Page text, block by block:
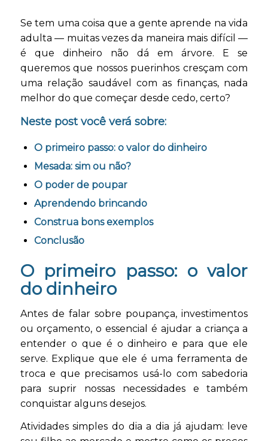
Se tem uma coisa que a gente aprende na vida
adulta — muitas vezes da maneira mais difícil —
é que dinheiro não dá em árvore. E se
queremos que nossos puerinhos cresçam com
uma relação saudável com as finanças, nada
melhor do que começar desde cedo, certo?
Neste post você verá sobre:
O primeiro passo: o valor do dinheiro
Mesada: sim ou não?
O poder de poupar
Aprendendo brincando
Construa bons exemplos
Conclusão
O primeiro passo: o valor
do dinheiro
Antes de falar sobre poupança, investimentos
ou orçamento, o essencial é ajudar a criança a
entender o que é o dinheiro e para que ele
serve. Explique que ele é uma ferramenta de
troca e que precisamos usá-lo com sabedoria
para suprir nossas necessidades e também
conquistar alguns desejos.
Atividades simples do dia a dia já ajudam: leve